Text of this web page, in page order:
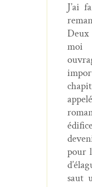
J’ai
moi
pour
saut